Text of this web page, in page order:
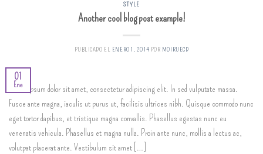
STYLE
Another cool blog post example!
PUBLICADO EL ENERO 1, 2014 POR MOIRUECD
01
Ene
Lorem ipsum dolor sit amet, consectetur adipiscing elit. In sed vulputate massa.
Fusce ante magna, iaculis ut purus ut, facilisis ultrices nibh. Quisque commodo nunc
eget tortor dapibus, et tristique magna convallis. Phasellus egestas nunc eu
venenatis vehicula. Phasellus et magna nulla. Proin ante nunc, mollis a lectus ac,
volutpat placerat ante. Vestibulum sit amet […]